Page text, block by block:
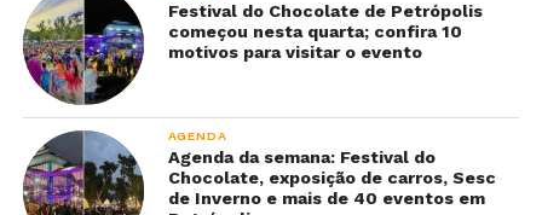
Festival do Chocolate de Petrópolis
começou nesta quarta; confira 10
motivos para visitar o evento
AGENDA
Agenda da semana: Festival do
Chocolate, exposição de carros, Sesc
de Inverno e mais de 40 eventos em